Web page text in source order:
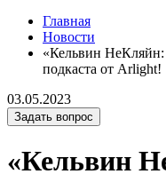
Главная
Новости
«Кельвин
подкаста от Arlight!
03.05.2023
Задать вопрос
«Кельвин